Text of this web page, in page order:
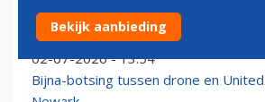
Transavia voert merendeel van
stillere Airbus A321neo
02-07-2026 - 13:54
Bijna-botsing tussen drone en
Bekijk aanbieding